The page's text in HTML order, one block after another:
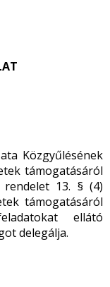
Közgyűlésének
támogatásáról
rendelet 13. § (4)
támogatásáról
ellátó
delegálja.